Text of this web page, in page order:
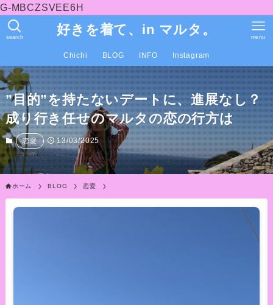
G-MBCZSVEE6H
好きを着て、in マルタ。
search menu
Chichi BLOG INFO Instagram
”目的”を持たないデートに、進展なし？
成り行き任せのマルタの恋の行方は
恋愛 13/03/2025
ホーム BLOG 恋愛